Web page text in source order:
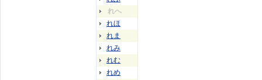
れへ
れほ
れま
れみ
れむ
れめ